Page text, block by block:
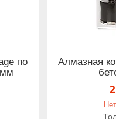
по
Алмазная